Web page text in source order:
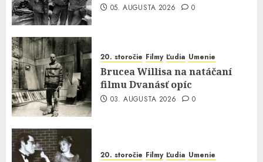
05. AUGUSTA 2026 0
20. storočie Filmy Ľudia Umenie
Brucea Willisa na natáčaní
filmu Dvanásť opíc
03. AUGUSTA 2026 0
20. storočie Filmy Ľudia Umenie